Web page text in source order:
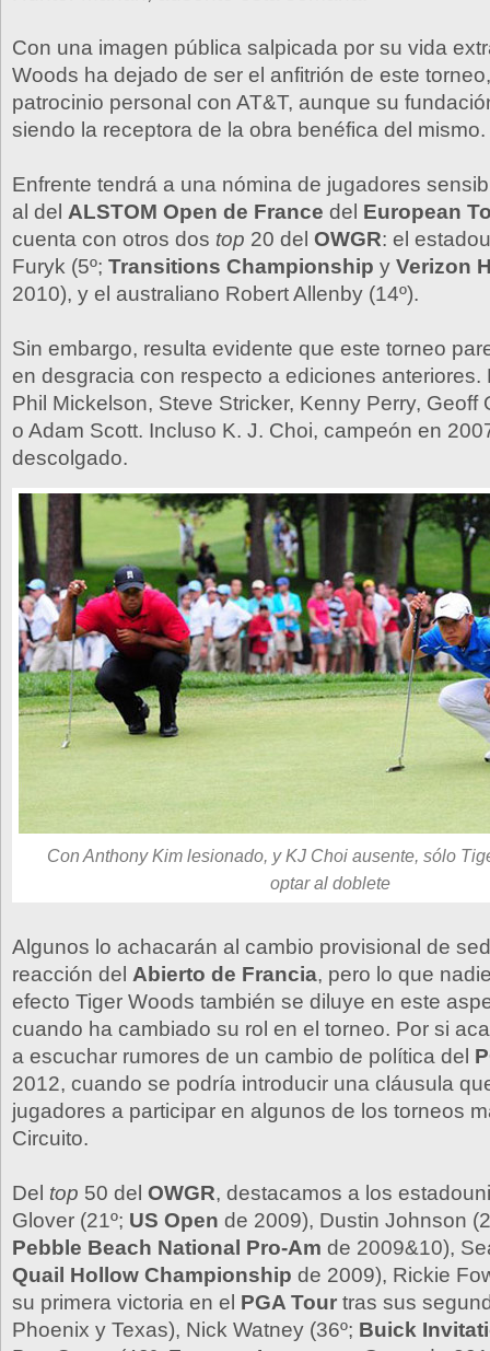
Con una imagen pública salpicada por su vida
Woods ha dejado de ser el anfitrión de este
patrocinio personal con AT&T, aunque su
siendo la receptora de la obra benéfica del mismo.
Enfrente tendrá a una nómina de jugadores
al del ALSTOM Open de France del European
cuenta con otros dos top 20 del OWGR: el
Furyk (5º; Transitions Championship y Verizon
2010), y el australiano Robert Allenby (14º).
Sin embargo, resulta evidente que este torneo
en desgracia con respecto a ediciones anteriores.
Phil Mickelson, Steve Stricker, Kenny Perry, Geoff
o Adam Scott. Incluso K. J. Choi, campeón en
descolgado.
Con Anthony Kim lesionado, y KJ Choi ausente, sólo
optar al doblete
Algunos lo achacarán al cambio provisional de
reacción del Abierto de Francia, pero lo que
efecto Tiger Woods también se diluye en este
cuando ha cambiado su rol en el torneo. Por si
a escuchar rumores de un cambio de política del
2012, cuando se podría introducir una cláusula
jugadores a participar en algunos de los torneos
Circuito.
Del top 50 del OWGR, destacamos a los
Glover (21º; US Open de 2009), Dustin Johnson
Pebble Beach National Pro-Am de 2009&10),
Quail Hollow Championship de 2009), Rickie
su primera victoria en el PGA Tour tras sus
Phoenix y Texas), Nick Watney (36º; Buick